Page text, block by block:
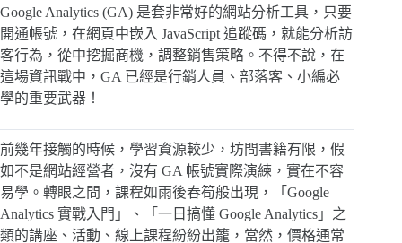
Google Analytics (GA) 是套非常好的網站分析工具，只要
開通帳號，在網頁中嵌入 JavaScript 追蹤碼，就能分析訪
客行為，從中挖掘商機，調整銷售策略。不得不說，在
這場資訊戰中，GA 已經是行銷人員、部落客、小編必
學的重要武器！
前幾年接觸的時候，學習資源較少，坊間書籍有限，假
如不是網站經營者，沒有 GA 帳號實際演練，實在不容
易學。轉眼之間，課程如雨後春筍般出現，「Google
Analytics 實戰入門」、「一日搞懂 Google Analytics」之
類的講座、活動、線上課程紛紛出籠，當然，價格通常